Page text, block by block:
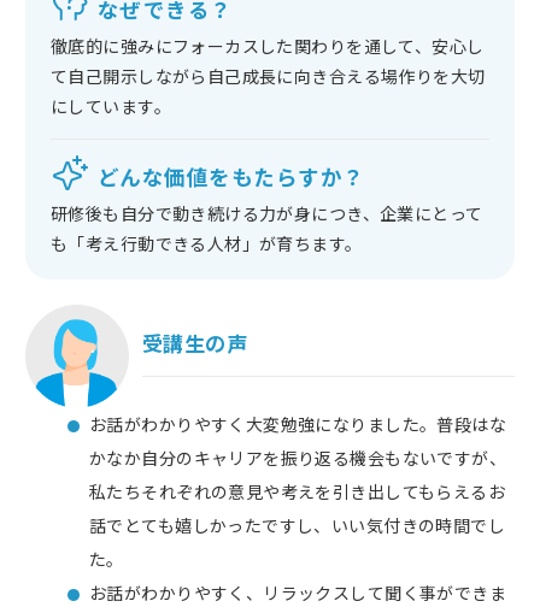
なぜできる？
徹底的に強みにフォーカスした関わりを通して、安心し
て自己開示しながら自己成長に向き合える場作りを大切
にしています。
どんな価値をもたらすか？
研修後も自分で動き続ける力が身につき、企業にとって
も「考え行動できる人材」が育ちます。
受講生の声
お話がわかりやすく大変勉強になりました。普段はな
かなか自分のキャリアを振り返る機会もないですが、
私たちそれぞれの意見や考えを引き出してもらえるお
話でとても嬉しかったですし、いい気付きの時間でし
た。
お話がわかりやすく、リラックスして聞く事ができま